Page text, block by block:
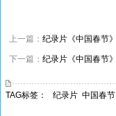
上一篇： 纪录片《中国春节
下一篇： 纪录片《中国春节
TAG标签： 纪录片 中国春节